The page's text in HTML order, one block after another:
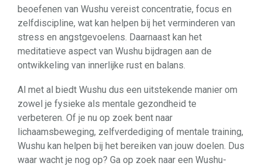
beoefenen van Wushu vereist concentratie, focus en
zelfdiscipline, wat kan helpen bij het verminderen van
stress en angstgevoelens. Daarnaast kan het
meditatieve aspect van Wushu bijdragen aan de
ontwikkeling van innerlijke rust en balans.
Al met al biedt Wushu dus een uitstekende manier om
zowel je fysieke als mentale gezondheid te
verbeteren. Of je nu op zoek bent naar
lichaamsbeweging, zelfverdediging of mentale training,
Wushu kan helpen bij het bereiken van jouw doelen. Dus
waar wacht je nog op? Ga op zoek naar een Wushu-